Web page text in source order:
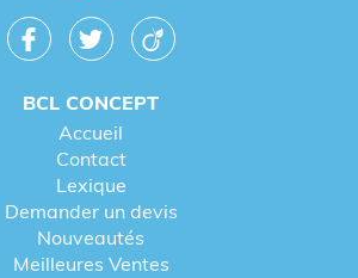
BCL CONCEPT
Accueil
Contact
Lexique
Demander un devis
Nouveautés
Meilleures Ventes